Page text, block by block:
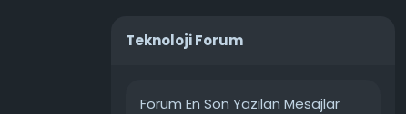
Teknoloji Forum
Forum En Son Yazılan Mesajlar